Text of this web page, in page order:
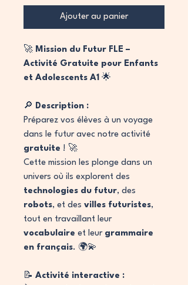
Ajouter au panier
🚀 Mission du Futur FLE –
Activité Gratuite pour Enfants
et Adolescents A1 🌟
🔎 Description :
Préparez vos élèves à un voyage
dans le futur avec notre activité
gratuite ! 🚀
Cette mission les plonge dans un
univers où ils explorent des
technologies du futur, des
robots, et des villes futuristes,
tout en travaillant leur
vocabulaire et leur grammaire
en français. 🌍💫
📝 Activité interactive :